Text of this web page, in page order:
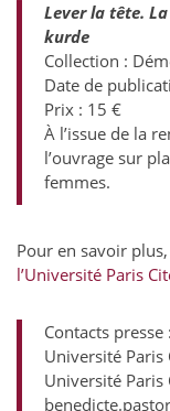
Lever la tête.
kurde
Collection :
Date de
Prix : 15 €
À l’issue de la
l’ouvrage sur
femmes.
Pour en savoir
l’Université Paris
Contacts presse :
Université Paris
Université Paris